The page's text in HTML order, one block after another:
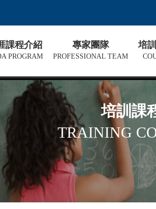
課程介紹
PROGRAM
專家團隊
PROFESSIONAL TEAM
培
培訓課
TRAINING